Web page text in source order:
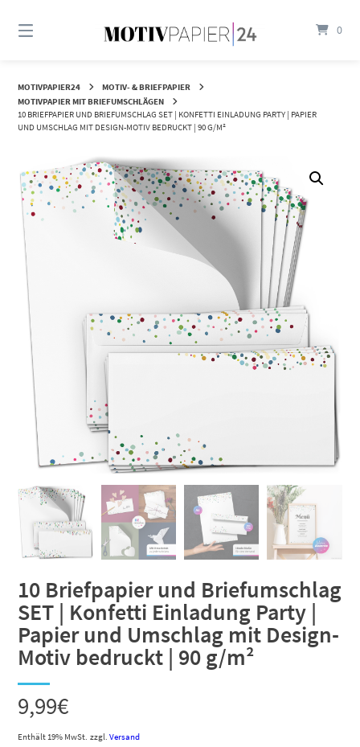
zum
0
MOTIVPAPIER24
MOTIV- & BRIEFPAPIER
MOTIVPAPIER MIT BRIEFUMSCHLÄGEN
10 BRIEFPAPIER UND BRIEFUMSCHLAG SET | KONFETTI EINLADUNG PARTY | PAPIER
UND UMSCHLAG MIT DESIGN-MOTIV BEDRUCKT | 90 G/M²
10 Briefpapier und Briefumschlag
SET | Konfetti Einladung Party |
Papier und Umschlag mit Design-
Motiv bedruckt | 90 g/m²
9,99€
Enthält 19% MwSt. zzgl.Versand